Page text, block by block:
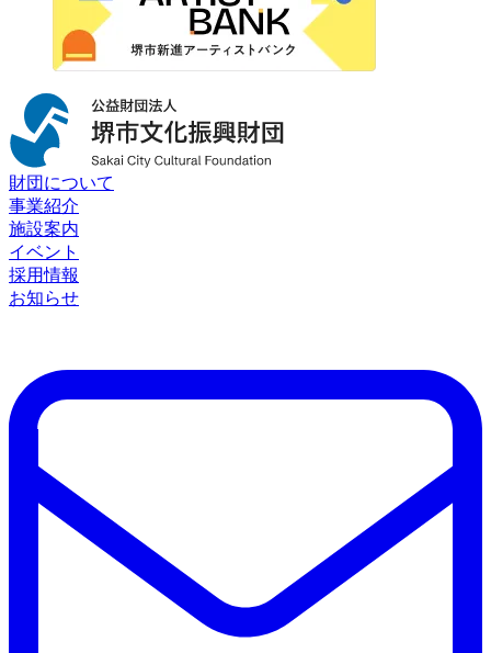
財団について
事業紹介
施設案内
イベント
採用情報
お知らせ